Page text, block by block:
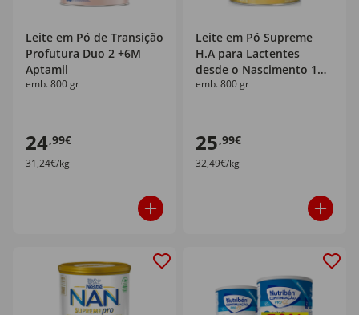
Leite em Pó de Transição
Profutura Duo 2 +6M
Aptamil
emb. 800 gr
24,99€
31,24€/kg
Leite em Pó Supreme
H.A para Lactentes
desde o Nascimento 1
Nan
emb. 800 gr
25,99€
32,49€/kg